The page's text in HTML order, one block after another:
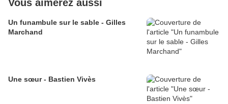
Vous aimerez aussi
Un funambule sur le sable - Gilles
Marchand
Une sœur - Bastien Vivès